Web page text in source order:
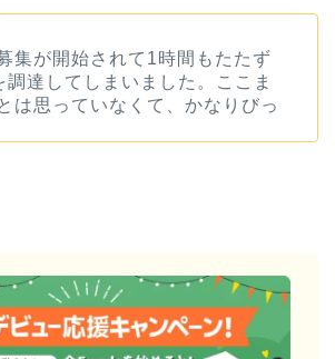
集が開始されて1時間もたたず
達してしまいました。ここま
は思っていなくて、かなりびっ